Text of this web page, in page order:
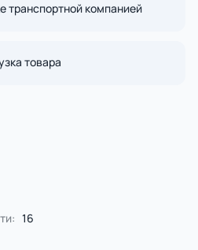
транспортной компанией
товара
16